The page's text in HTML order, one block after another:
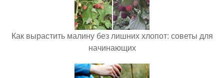
Как вырастить малину без лишних хлопот: советы для
начинающих